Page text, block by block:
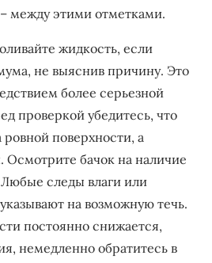
между этими отметками.
жидкость, если
не выяснив причину. Это
более серьезной
проверкой убедитесь, что
ровной поверхности, а
Осмотрите бачок на наличие
следы влаги или
на возможную течь.
постоянно снижается,
немедленно обратитесь в